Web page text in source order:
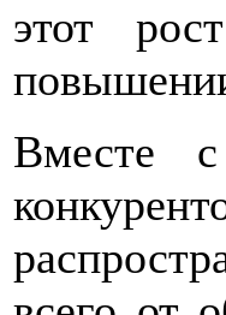
этот
Вместе